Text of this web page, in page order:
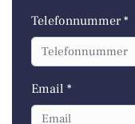
Telefonnummer *
Email *